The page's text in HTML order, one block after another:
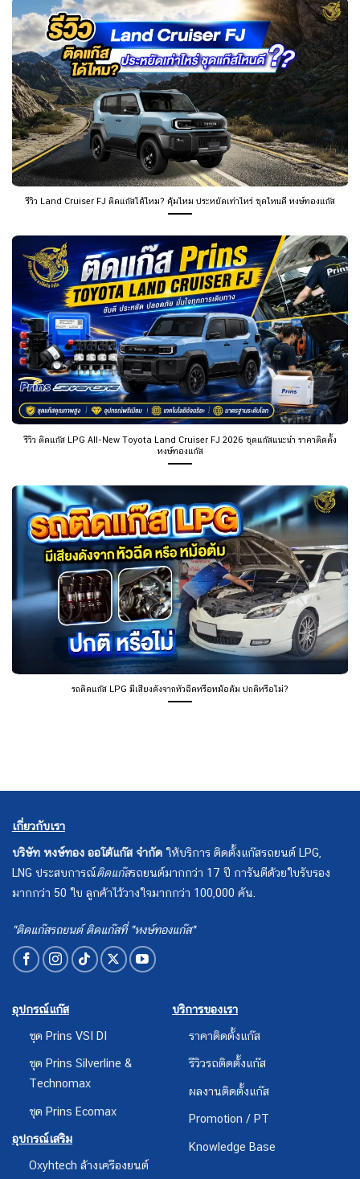
รีวิว Land Cruiser FJ ติดแก๊สได้ไหม? คุ้มไหม ประหยัดเท่าไหร่ ชุดไหนดี หงษ์ทองแก๊ส
รีวิว ติดแก๊ส LPG All-New Toyota Land Cruiser FJ 2026 ชุดแก๊สแนะนำ ราคาติดตั้ง
หงษ์ทองแก๊ส
รถติดแก๊ส LPG มีเสียงดังจากหัวฉีดหรือหม้อต้ม ปกติหรือไม่?
เกี่ยวกับเรา
บริษัท หงษ์ทอง ออโต้แก๊ส จำกัด ให้บริการ ติดตั้งแก๊สรถยนต์ LPG,
LNG ประสบการณ์ติดแก๊สรถยนต์มากกว่า 17 ปี การันตีด้วยใบรับรอง
มากกว่า 50 ใบ ลูกค้าไว้วางใจมากกว่า 100,000 คัน.
"ติดแก๊สรถยนต์ ติดแก๊สที่ "หงษ์ทองแก๊ส"
อุปกรณ์แก๊ส
ชุด Prins VSI DI
ชุด Prins Silverline &
Technomax
ชุด Prins Ecomax
อุปกรณ์เสริม
Oxyhtech ล้างเครืองยนต์
บริการของเรา
ราคาติดตั้งแก๊ส
รีวิวรถติดตั้งแก๊ส
ผลงานติดตั้งแก๊ส
Promotion / PT
Knowledge Base